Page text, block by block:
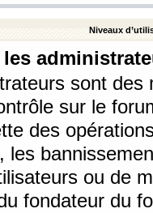
Niveaux
les
sont
sur le
des
les
ou de
fondateur du